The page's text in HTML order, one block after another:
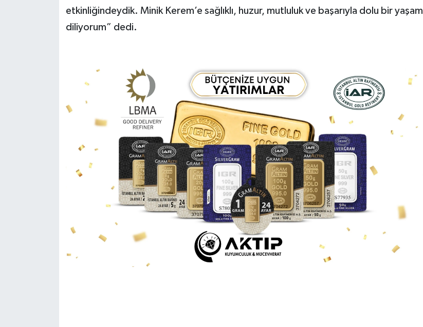
etkinliğindeydik. Minik Kerem’e sağlıklı, huzur, mutluluk ve başarıyla dolu bir yaşam
diliyorum” dedi.